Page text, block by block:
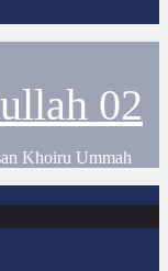
02
Khoiru Ummah